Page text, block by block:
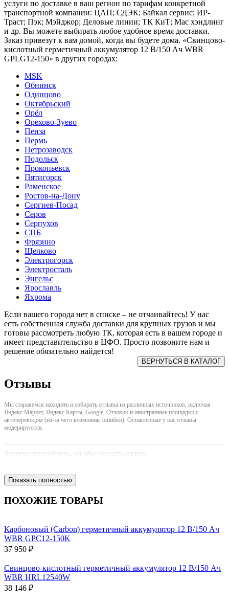
услуги по доставке в ваш регион по тарифам конкретной
транспортной компании: ЦАП; СДЭК; Байкал сервис; ИР-
Траст; Пэк; Мэйджор; Деловые линии; ТК КиТ; Мас хэндлинг
и др. Вы можете выбирать любое удобное время доставки.
Заказ привезут к вам домой, когда вы будете дома. «Свинцово-
кислотный герметичный аккумулятор 12 В/150 Ач WBR
GPLG12-150» в других городах:
MSK
Обнинск
Одинцово
Октябрьский
Орёл
Орехово-Зуево
Пенза
Пермь
Петрозаводск
Подольск
Прокопьевск
Пятигорск
Раменское
Ростов-на-Дону
Сергиев-Посад
Серов
Серпухов
СПБ
Фрязино
Щелково
Электрогорск
Электросталь
Энгельс
Ярославль
Яхрома
Если вашего города нет в списке – не отчаивайтесь! У нас
есть собственная служба доставки для крупных грузов и мы
готовы рассмотреть любую ТК, которая есть в вашем городе и
имеет представительство в ЦФО. Просто позвоните нам и
решение обязательно найдется!
Отзывы
Мы стараяемся находить и собирать отзывы из различных источников, включая
Яндекс Маркет, Яндекс Карты, Google, Отзовик и иностранные площадки с
автопереводом (из-за чего возможны ошибки). Оставленные у нас отзывы
модерируются.
Зарегистрируйтесь, чтобы создать отзыв.
Показать полностью
ПОХОЖИЕ ТОВАРЫ
Карбоновый (Carbon) герметичный аккумулятор 12 В/150 Ач
WBR GPC12-150K
37 950 ₽
Свинцово-кислотный герметичный аккумулятор 12 В/150 Ач
WBR HRL12540W
38 146 ₽